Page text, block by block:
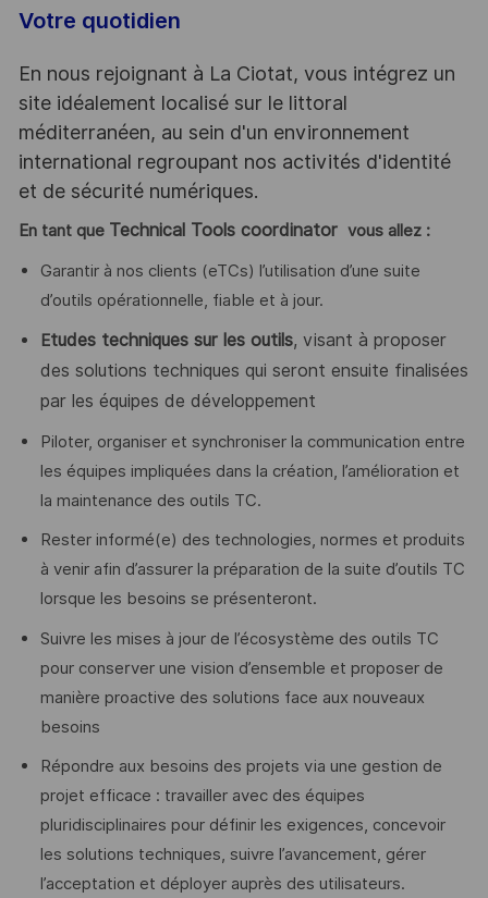
Votre quotidien
En nous rejoignant à La Ciotat, vous intégrez un
site idéalement localisé sur le littoral
méditerranéen, au sein d'un environnement
international regroupant nos activités d'identité
et de sécurité numériques.
En tant que Technical Tools coordinator vous allez :
Garantir à nos clients (eTCs) l’utilisation d’une suite
d’outils opérationnelle, fiable et à jour.
Etudes techniques sur les outils, visant à proposer
des solutions techniques qui seront ensuite finalisées
par les équipes de développement
Piloter, organiser et synchroniser la communication entre
les équipes impliquées dans la création, l’amélioration et
la maintenance des outils TC.
Rester informé(e) des technologies, normes et produits
à venir afin d’assurer la préparation de la suite d’outils TC
lorsque les besoins se présenteront.
Suivre les mises à jour de l’écosystème des outils TC
pour conserver une vision d’ensemble et proposer de
manière proactive des solutions face aux nouveaux
besoins
Répondre aux besoins des projets via une gestion de
projet efficace : travailler avec des équipes
pluridisciplinaires pour définir les exigences, concevoir
les solutions techniques, suivre l’avancement, gérer
l’acceptation et déployer auprès des utilisateurs.